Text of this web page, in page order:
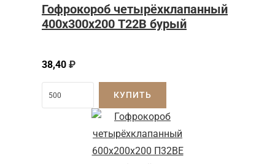
Гофрокороб четырёхклапанный
400х300х200 Т22В бурый
38,40 ₽
КУПИТЬ